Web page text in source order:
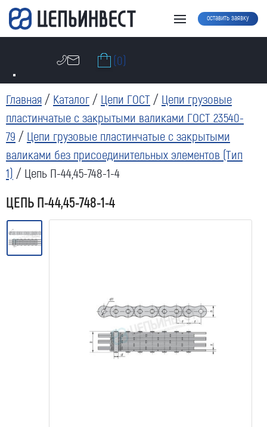
оставить заявку
(0)
Главная / Каталог / Цепи ГОСТ / Цепи грузовые
пластинчатые с закрытыми валиками ГОСТ 23540-
79 / Цепи грузовые пластинчатые с закрытыми
валиками без присоединительных элементов (Тип
1) / Цепь П-44,45-748-1-4
ЦЕПЬ П-44,45-748-1-4